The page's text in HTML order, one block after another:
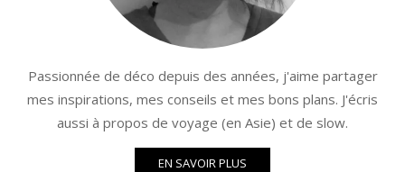
Passionnée de déco depuis des années, j'aime partager
mes inspirations, mes conseils et mes bons plans. J'écris
aussi à propos de voyage (en Asie) et de slow.
EN SAVOIR PLUS